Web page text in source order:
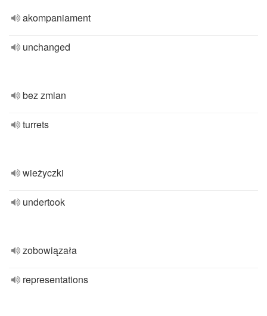
akompaniament
unchanged
bez zmian
turrets
wieżyczki
undertook
zobowiązała
representations